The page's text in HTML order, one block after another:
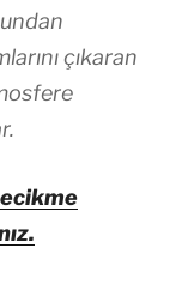
çıkaran